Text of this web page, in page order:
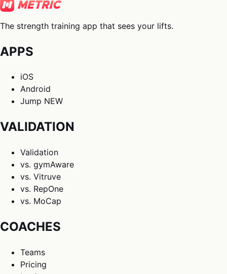
The strength training app that sees your lifts.
APPS
iOS
Android
Jump NEW
VALIDATION
Validation
vs. gymAware
vs. Vitruve
vs. RepOne
vs. MoCap
COACHES
Teams
Pricing